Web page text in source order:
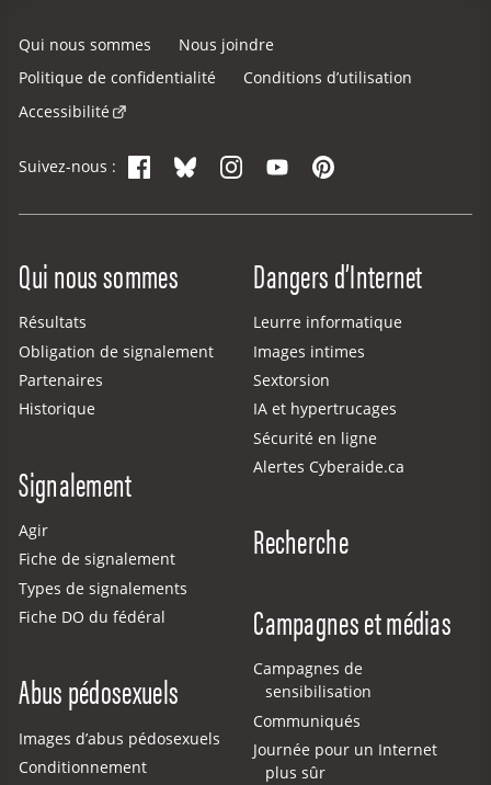
Qui nous sommes
Nous joindre
Politique de confidentialité
Conditions d’utilisation
Accessibilité
Suivez-nous : FacebookBlueskyInstagram
YouTubePinterest
Qui nous sommes
Résultats
Obligation de signalement
Partenaires
Historique
Signalement
Agir
Fiche de signalement
Types de signalements
Fiche DO du fédéral
Abus pédosexuels
Images d’abus pédosexuels
Conditionnement
Dangers d’Internet
Leurre informatique
Images intimes
Sextorsion
IA et hypertrucages
Sécurité en ligne
Alertes Cyberaide.ca
Recherche
Campagnes et médias
Campagnes de
sensibilisation
Communiqués
Journée pour un Internet
plus sûr